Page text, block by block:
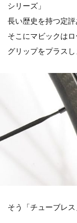
シリーズ」
長い歴史を持つ定評
そこにマビックは
グリップをプラスし
そう「チューブレス